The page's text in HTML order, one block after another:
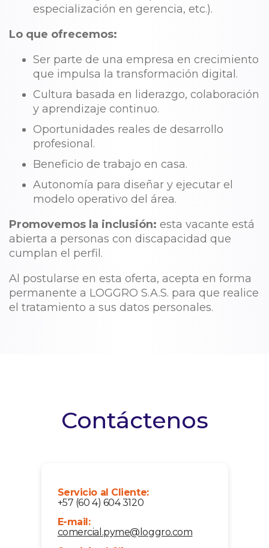
especialización en gerencia, etc.).
Lo que ofrecemos:
Ser parte de una empresa en crecimiento
que impulsa la transformación digital.
Cultura basada en liderazgo, colaboración
y aprendizaje continuo.
Oportunidades reales de desarrollo
profesional.
Beneficio de trabajo en casa.
Autonomía para diseñar y ejecutar el
modelo operativo del área.
Promovemos la inclusión: esta vacante está
abierta a personas con discapacidad que
cumplan el perfil.
Al postularse en esta oferta, acepta en forma
permanente a LOGGRO S.A.S. para que realice
el tratamiento a sus datos personales.
Contáctenos
Servicio al Cliente:
+57 (60 4) 604 3120
E-mail:
comercial.pyme@loggro.com